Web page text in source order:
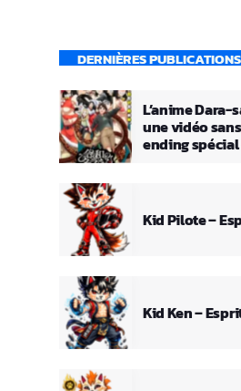
DERNIÈRES PUBLICATIONS
L’anime
une vidéo
ending spécial
Kid Pilote –
Kid Ken –